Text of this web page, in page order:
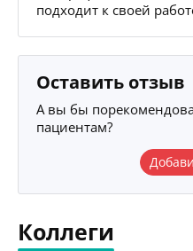
подходит к своей
Оставить отзыв
А вы бы
пациентам?
Коллеги